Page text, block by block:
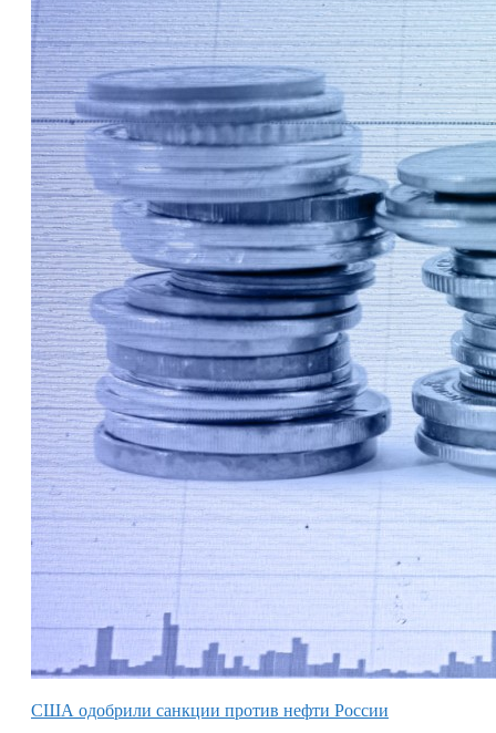
США одобрили санкции против нефти России